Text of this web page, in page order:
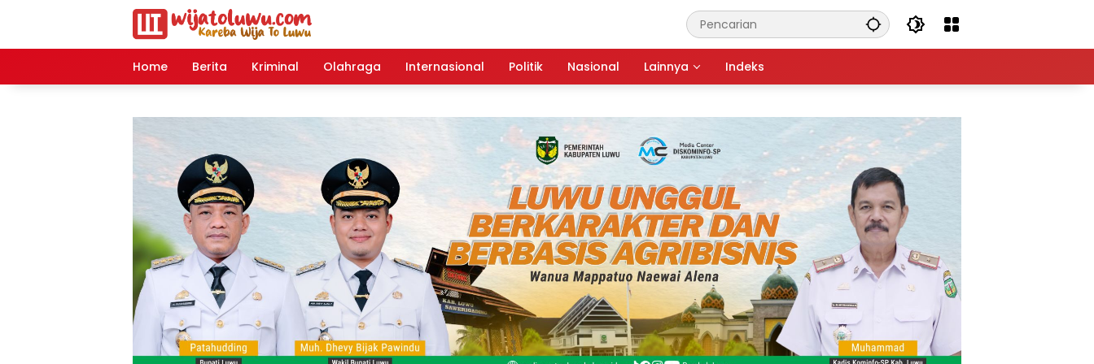
Home
Berita Kriminal Olahraga Internasional Politik Nasional Lainnya Indeks